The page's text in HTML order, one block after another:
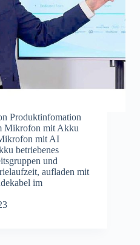
Produktinfomation
Mikrofon mit Akku
mit AI
betriebenes
und
aufladen mit
im